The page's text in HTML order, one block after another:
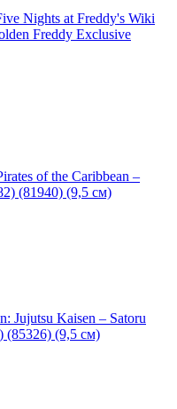
Nights at Freddy's Wiki
Freddy Exclusive
of the Caribbean –
(81940) (9,5 см)
Jujutsu Kaisen – Satoru
(85326) (9,5 см)